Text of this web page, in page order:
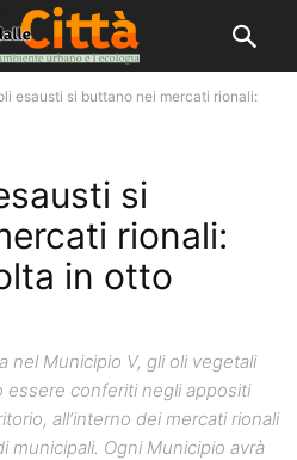
esausti si buttano nei mercati rionali:
si
rionali:
in otto
nel Municipio V, gli oli vegetali
essere conferiti negli appositi
all’interno dei mercati rionali
municipali. Ogni Municipio avrà